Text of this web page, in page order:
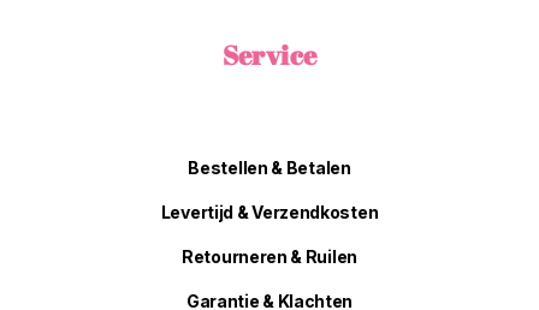
Service
Bestellen & Betalen
Levertijd & Verzendkosten
Retourneren & Ruilen
Garantie & Klachten